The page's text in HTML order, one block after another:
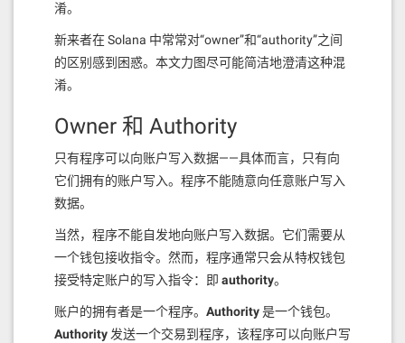
淆。
新来者在 Solana 中常常对“owner”和“authority”之间
的区别感到困惑。本文力图尽可能简洁地澄清这种混
淆。
Owner 和 Authority
只有程序可以向账户写入数据——具体而言，只有向
它们拥有的账户写入。程序不能随意向任意账户写入
数据。
当然，程序不能自发地向账户写入数据。它们需要从
一个钱包接收指令。然而，程序通常只会从特权钱包
接受特定账户的写入指令：即 authority。
账户的拥有者是一个程序。 Authority是一个钱包。
Authority 发送一个交易到程序，该程序可以向账户写